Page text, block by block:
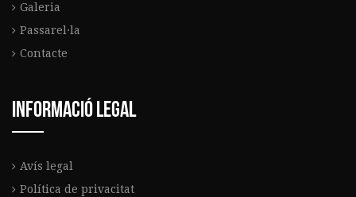
Galeria
Passarel·la
Contacte
Informació legal
Avís legal
Política de privacitat